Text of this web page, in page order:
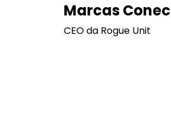
Marcas
CEO da Rogue Unit